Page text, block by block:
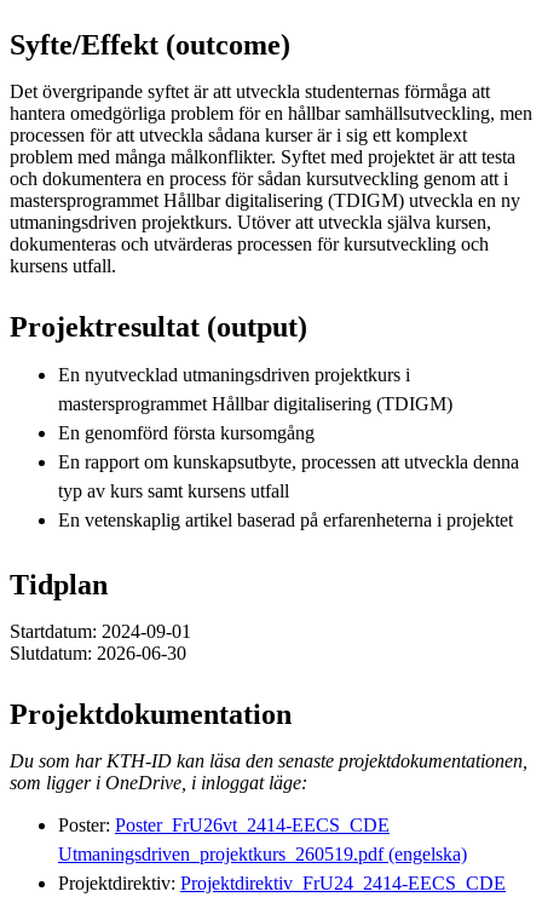
Syfte/Effekt (outcome)
Det övergripande syftet är att utveckla studenternas förmåga att
hantera omedgörliga problem för en hållbar samhällsutveckling, men
processen för att utveckla sådana kurser är i sig ett komplext
problem med många målkonflikter. Syftet med projektet är att testa
och dokumentera en process för sådan kursutveckling genom att i
mastersprogrammet Hållbar digitalisering (TDIGM) utveckla en ny
utmaningsdriven projektkurs. Utöver att utveckla själva kursen,
dokumenteras och utvärderas processen för kursutveckling och
kursens utfall.
Projektresultat (output)
En nyutvecklad utmaningsdriven projektkurs i
mastersprogrammet Hållbar digitalisering (TDIGM)
En genomförd första kursomgång
En rapport om kunskapsutbyte, processen att utveckla denna
typ av kurs samt kursens utfall
En vetenskaplig artikel baserad på erfarenheterna i projektet
Tidplan
Startdatum: 2024-09-01
Slutdatum: 2026-06-30
Projektdokumentation
Du som har KTH-ID kan läsa den senaste projektdokumentationen,
som ligger i OneDrive, i inloggat läge:
Poster: Poster_FrU26vt_2414-EECS_CDE
Utmaningsdriven_projektkurs_260519.pdf (engelska)
Projektdirektiv: Projektdirektiv_FrU24_2414-EECS_CDE